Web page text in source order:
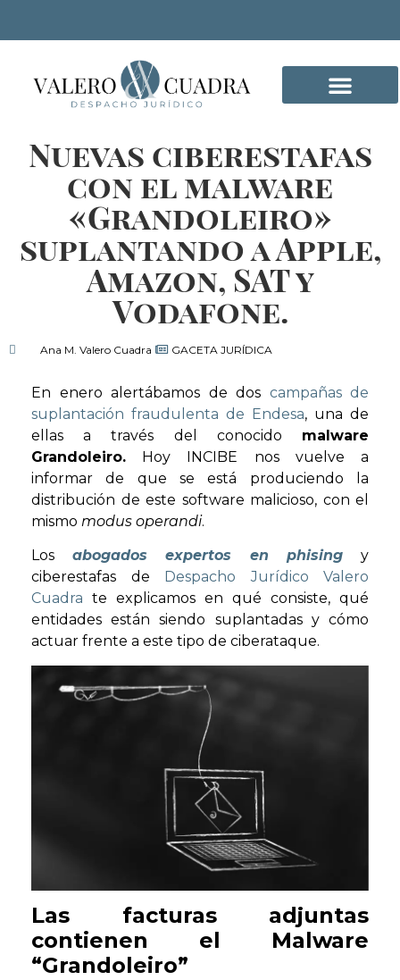
Nuevas ciberestafas
con el malware
«Grandoleiro»
suplantando a Apple,
Amazon, SAT y
Vodafone.
Ana M. Valero Cuadra GACETA JURÍDICA
En enero alertábamos de dos campañas de
suplantación fraudulenta de Endesa, una de
ellas a través del conocido malware
Grandoleiro. Hoy INCIBE nos vuelve a
informar de que se está produciendo la
distribución de este software malicioso, con el
mismo modus operandi.
Los abogados expertos en phising y
ciberestafas de
Despacho Jurídico Valero
Cuadra te explicamos en qué consiste, qué
entidades están siendo suplantadas y cómo
actuar frente a este tipo de ciberataque.
Las facturas adjuntas
contienen el Malware
“Grandoleiro”